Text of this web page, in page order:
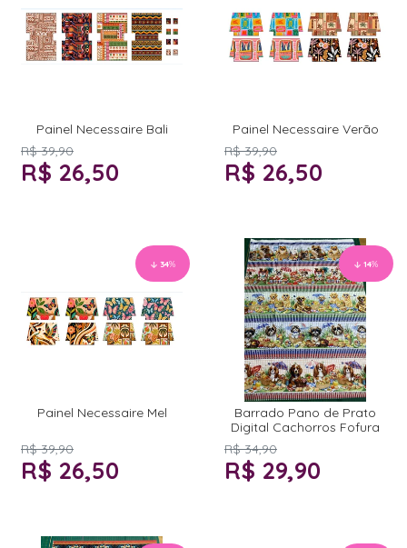
Painel Necessaire Bali
R$ 39,90
R$ 26,50
Painel Necessaire Verão
R$ 39,90
R$ 26,50
34%
Painel Necessaire Mel
R$ 39,90
R$ 26,50
14%
Barrado Pano de Prato
Digital Cachorros Fofura
R$ 34,90
R$ 29,90